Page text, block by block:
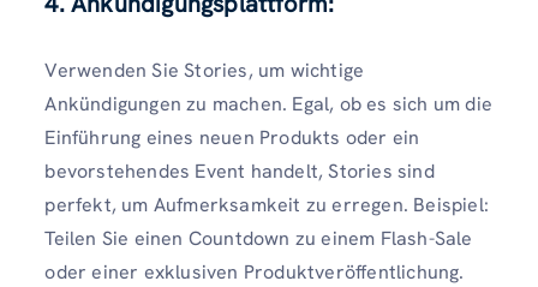
Verwenden Sie Stories, um wichtige
Ankündigungen zu machen. Egal, ob es sich um die
Einführung eines neuen Produkts oder ein
bevorstehendes Event handelt, Stories sind
perfekt, um Aufmerksamkeit zu erregen. Beispiel:
Teilen Sie einen Countdown zu einem Flash-Sale
oder einer exklusiven Produktveröffentlichung.